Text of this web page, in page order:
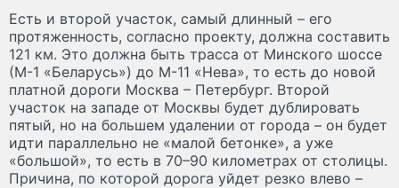
Есть и второй участок, самый длинный – его
протяженность, согласно проекту, должна составить
121 км. Это должна быть трасса от Минского шоссе
(М-1 «Беларусь») до М-11 «Нева», то есть до новой
платной дороги Москва – Петербург. Второй
участок на западе от Москвы будет дублировать
пятый, но на большем удалении от города – он будет
идти параллельно не «малой бетонке», а уже
«большой», то есть в 70–90 километрах от столицы.
Причина, по которой дорога уйдет резко влево –